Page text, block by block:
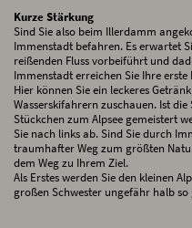
Kurze Stärkung
Sind Sie also beim Illerdamm
Immenstadt befahren. Es erwartet
reißenden Fluss vorbeiführt und
Immenstadt erreichen Sie Ihre erste
Hier können Sie ein leckeres
Wasserskifahrern zuschauen. Ist
Stückchen zum Alpsee gemeistert
Sie nach links ab. Sind Sie durch
traumhafter Weg zum größten
dem Weg zu Ihrem Ziel.
Als Erstes werden Sie den kleinen
großen Schwester ungefähr halb